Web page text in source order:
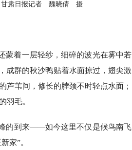
甘肃日报记者 魏晓倩 摄
蒙着一层轻纱，细碎的波光在雾中若
成群的秋沙鸭贴着水面掠过，翅尖激
芦苇间，修长的脖颈不时轻点水面；
羽毛。
的到来——如今这里不仅是候鸟南飞
家”。